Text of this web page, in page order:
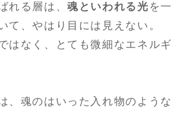
れる層は、魂といわれる光 を一
て、やはり目には見えない。
はなく、とても微細なエネルギ
、魂のはいった入れ物のような